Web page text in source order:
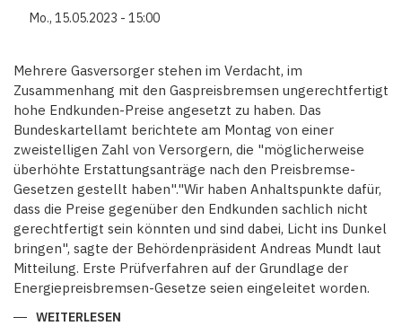
Mo., 15.05.2023 - 15:00
Mehrere Gasversorger stehen im Verdacht, im
Zusammenhang mit den Gaspreisbremsen ungerechtfertigt
hohe Endkunden-Preise angesetzt zu haben. Das
Bundeskartellamt berichtete am Montag von einer
zweistelligen Zahl von Versorgern, die "möglicherweise
überhöhte Erstattungsanträge nach den Preisbremse-
Gesetzen gestellt haben"."Wir haben Anhaltspunkte dafür,
dass die Preise gegenüber den Endkunden sachlich nicht
gerechtfertigt sein könnten und sind dabei, Licht ins Dunkel
bringen", sagte der Behördenpräsident Andreas Mundt laut
Mitteilung. Erste Prüfverfahren auf der Grundlage der
Energiepreisbremsen-Gesetze seien eingeleitet worden.
WEITERLESEN